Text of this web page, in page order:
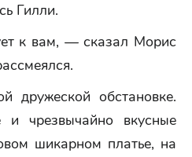
Гилли.
к вам, — сказал Морис
дружеской обстановке.
чрезвычайно вкусные
шикарном платье, на